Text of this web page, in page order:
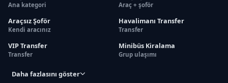
Ana kategori Araç + şoför
Araçsız Şoför
Kendi aracınız
Havalimanı Transfer
Transfer
VIP Transfer
Transfer
Minibüs Kiralama
Grup ulaşımı
Daha fazlasını göster